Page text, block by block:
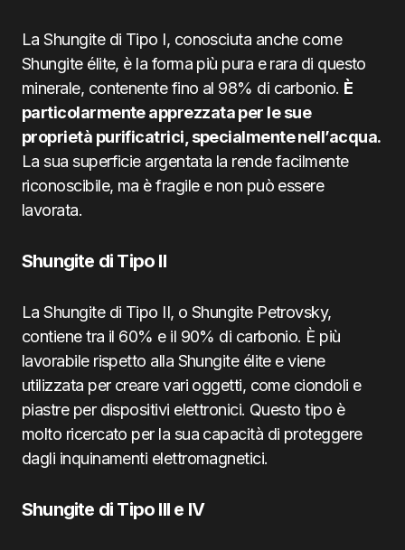
La Shungite di Tipo I, conosciuta anche come
Shungite élite, è la forma più pura e rara di questo
minerale, contenente fino al 98% di carbonio. È
particolarmente apprezzata per le sue
proprietà purificatrici, specialmente nell’acqua.
La sua superficie argentata la rende facilmente
riconoscibile, ma è fragile e non può essere
lavorata.
Shungite di Tipo II
La Shungite di Tipo II, o Shungite Petrovsky,
contiene tra il 60% e il 90% di carbonio. È più
lavorabile rispetto alla Shungite élite e viene
utilizzata per creare vari oggetti, come ciondoli e
piastre per dispositivi elettronici. Questo tipo è
molto ricercato per la sua capacità di proteggere
dagli inquinamenti elettromagnetici.
Shungite di Tipo III e IV